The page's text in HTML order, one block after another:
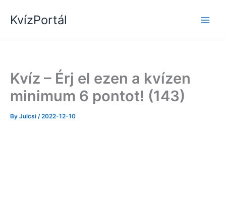
KvízPortál
Kvíz – Érj el ezen a kvízen
minimum 6 pontot! (143)
By Julcsi /2022-12-10